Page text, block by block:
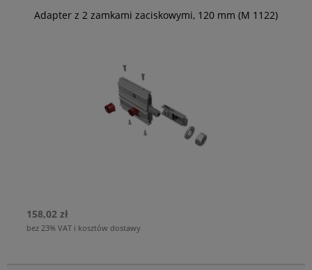
Adapter z 2 zamkami zaciskowymi, 120 mm (M 1122)
158,02 zł
bez 23% VAT i kosztów dostawy